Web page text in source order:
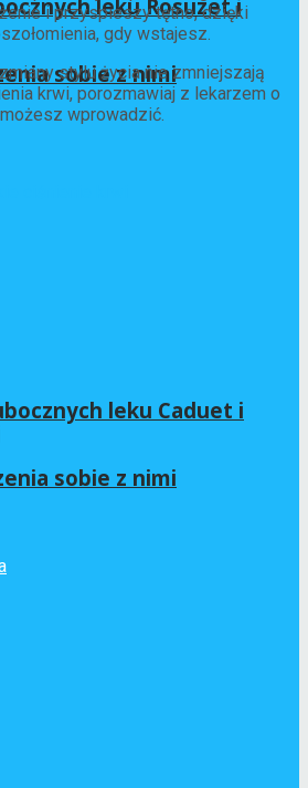
leku Rosuzet i
sobie z nimi
leku Caduet i
sobie z nimi
i przyspieszy tętno, dzięki
gdy wstajesz.
stylu życia nie zmniejszają
krwi, porozmawiaj z lekarzem o
wprowadzić.